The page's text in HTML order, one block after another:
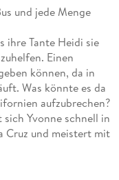
und jede Menge
ihre Tante Heidi sie
Einen
können, da in
Was könnte es da
aufzubrechen?
Yvonne schnell in
Cruz und meistert mit